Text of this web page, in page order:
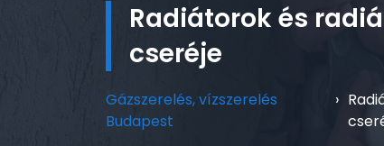
Radiátorok és radiátorszelep
cseréje
Gázszerelés, vízszerelés
Budapest
›